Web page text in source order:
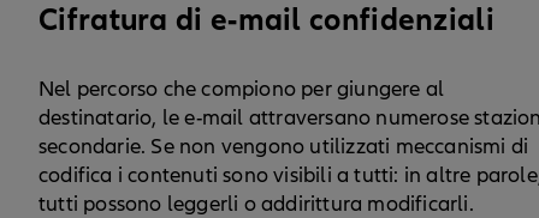
Cifratura di e-mail confidenziali
Nel percorso che compiono per giungere al
destinatario, le e-mail attraversano numerose
secondarie. Se non vengono utilizzati meccanismi di
codifica i contenuti sono visibili a tutti: in altre
tutti possono leggerli o addirittura modificarli.